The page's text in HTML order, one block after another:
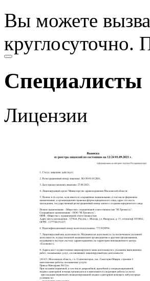
Вы можете
круглосуточно.
Специалисты
Лицензии